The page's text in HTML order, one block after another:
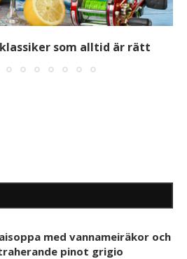
som alltid är rätt
med vannameiräkor och
pinot grigio